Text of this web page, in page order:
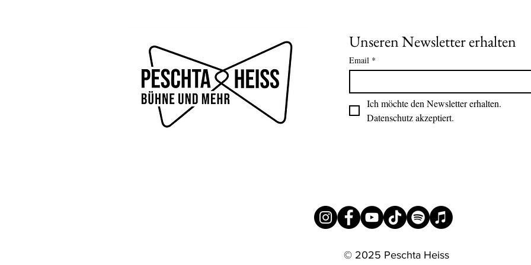
Unseren Newsletter erhalten
Email *
Ich möchte den Newsletter erhalten.
Datenschutz akzeptiert.
© 2025 Peschta Heiss